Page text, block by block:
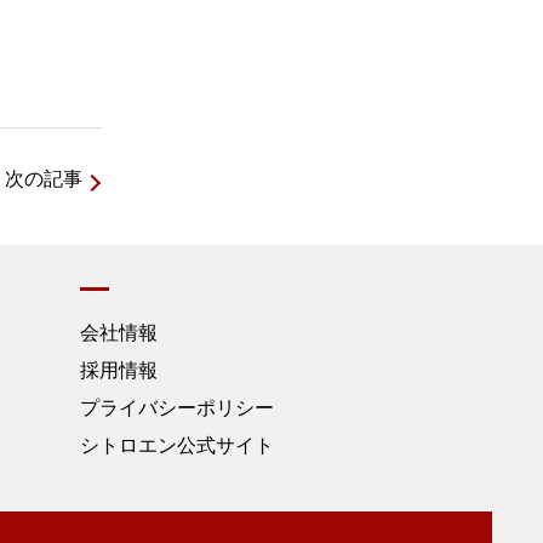
次の記事
会社情報
採用情報
プライバシーポリシー
シトロエン公式サイト